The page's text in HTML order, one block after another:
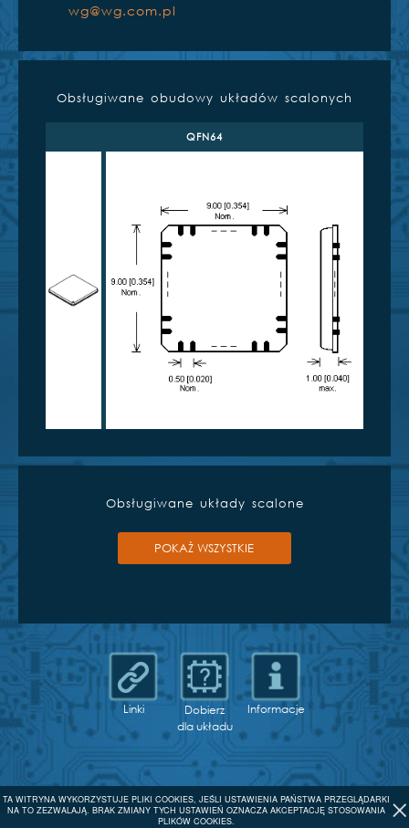
wg@wg.com.pl
Obsługiwane obudowy układów scalonych
QFN64
Obsługiwane układy scalone
POKAŻ WSZYSTKIE
Linki
Dobierz
dla układu
Informacje
TA WITRYNA WYKORZYSTUJE PLIKI COOKIES, JEŚLI USTAWIENIA PAŃSTWA PRZEGLĄDARKI
NA TO ZEZWALAJĄ. BRAK ZMIANY TYCH USTAWIEŃ OZNACZA AKCEPTACJĘ STOSOWANIA
PLIKÓW COOKIES.